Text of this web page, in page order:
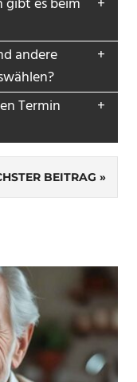
andere
Termin
BEITRAG